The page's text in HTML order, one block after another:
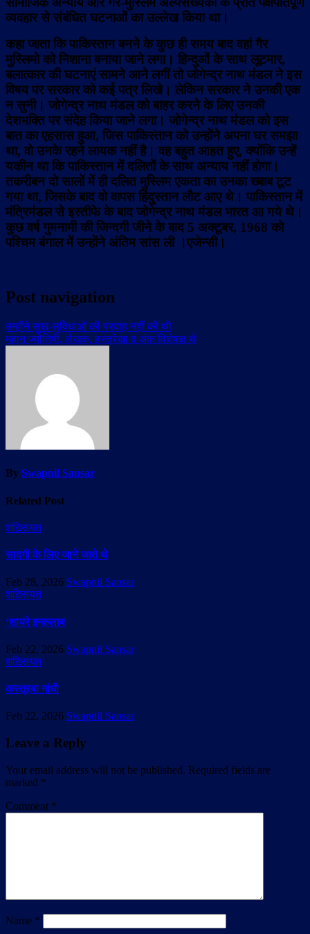
व्यवहार से संबंधित घटनाओं का उल्लेख किया था।
कहा जाता कि पाकिस्तान बनने के कुछ ही समय बाद वहां गैर
मुस्लिमो को निशाना बनाया जाने लगा। हिन्दुओं के साथ लूटमार,
बलात्कार की घटनाएं सामने आने लगीं तो जोगेन्द्र नाथ मंडल ने इस
विषय पर सरकार को कई पत्र लिखे। लेकिन सरकार ने उनकी एक
न सुनी। जोगेन्द्र नाथ मंडल को बाहर करने के लिए उनकी
देशभक्ति पर संदेह किया जाने लगा। जोगेन्द्र नाथ मंडल को इस
बात का एहसास हुआ, जिस पाकिस्तान को उन्होंने अपना घर समझा
था, वो उनके रहने लायक नहीं है। वह बहुत आहत हुए, क्योंकि उन्हें
यकीन था कि पाकिस्तान में दलितों के साथ अन्याय नहीं होगा।
तकरीबन दो सालों में ही दलित मुस्लिम एकता का उनका ख्बाब टूट
गया था, जिसके बाद वो वापस हिंदुस्तान लौट आए थे। पाकिस्तान में
मंत्रिमंडल से इस्तीफे के बाद जोगेन्द्र नाथ मंडल भारत आ गये थे।
कुछ वर्ष गुमनामी की जिन्दगी जीने के बाद 5 अक्टूबर, 1968 को
पश्चिम बंगाल में उन्होंने अंतिम सांस ली ।एजेन्सी।
Post navigation
उन्होंने सुख-सुविधाओं की परवाह नहीं की थी
महान ज्योतिषी, लेखक, हस्तरेखा व अंक विशेषज्ञ थे
By Swapnil Sansar
Related Post
शख़्सियत
सादगी के लिए जाने जाते थे
Feb 28, 2026 Swapnil Sansar
शख़्सियत
‘शायरे इन्क़लाब
Feb 22, 2026 Swapnil Sansar
शख़्सियत
कस्तूरबा गांधी
Feb 22, 2026 Swapnil Sansar
Leave a Reply
Your email address will not be published. Required fields are
marked *
Comment *
Name *